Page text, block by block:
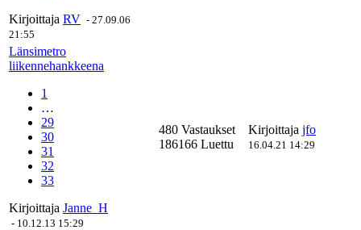
Kirjoittaja RV - 27.09.06
21:55
Länsimetro
liikennehankkeena
1
…
29
30
31
32
33
Kirjoittaja Janne_H
- 10.12.13 15:29
480 Vastaukset
186166 Luettu
Kirjoittaja jfo
16.04.21 14:29